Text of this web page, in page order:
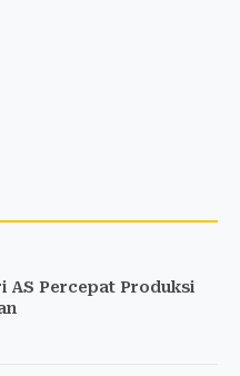
AS Percepat Produksi